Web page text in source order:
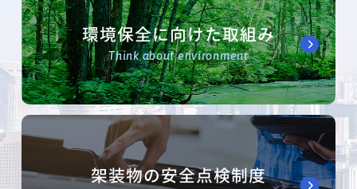
環境保全に向けた取組み
Think about environment
架装物の安全点検制度